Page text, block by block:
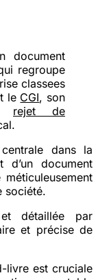
document
regroupe
classees
le CGI, son
rejet de
dans la
d’un document
société.
détaillée par
et précise de
livre est cruciale